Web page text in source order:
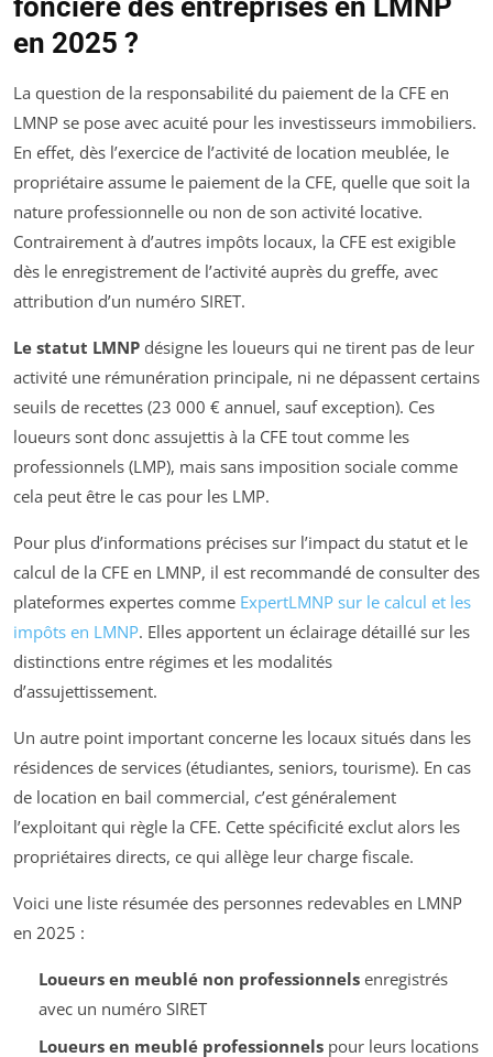
en 2025 ?
La question de la responsabilité du paiement de la CFE en
LMNP se pose avec acuité pour les investisseurs immobiliers.
En effet, dès l’exercice de l’activité de location meublée, le
propriétaire assume le paiement de la CFE, quelle que soit la
nature professionnelle ou non de son activité locative.
Contrairement à d’autres impôts locaux, la CFE est exigible
dès le enregistrement de l’activité auprès du greffe, avec
attribution d’un numéro SIRET.
Le statut LMNP désigne les loueurs qui ne tirent pas de leur
activité une rémunération principale, ni ne dépassent certains
seuils de recettes (23 000 € annuel, sauf exception). Ces
loueurs sont donc assujettis à la CFE tout comme les
professionnels (LMP), mais sans imposition sociale comme
cela peut être le cas pour les LMP.
Pour plus d’informations précises sur l’impact du statut et le
calcul de la CFE en LMNP, il est recommandé de consulter des
plateformes expertes comme ExpertLMNP sur le calcul et les
impôts en LMNP. Elles apportent un éclairage détaillé sur les
distinctions entre régimes et les modalités
d’assujettissement.
Un autre point important concerne les locaux situés dans les
résidences de services (étudiantes, seniors, tourisme). En cas
de location en bail commercial, c’est généralement
l’exploitant qui règle la CFE. Cette spécificité exclut alors les
propriétaires directs, ce qui allège leur charge fiscale.
Voici une liste résumée des personnes redevables en LMNP
en 2025 :
Loueurs en meublé non professionnelsenregistrés
avec un numéro SIRET
Loueurs en meublé professionnelspour leurs locations